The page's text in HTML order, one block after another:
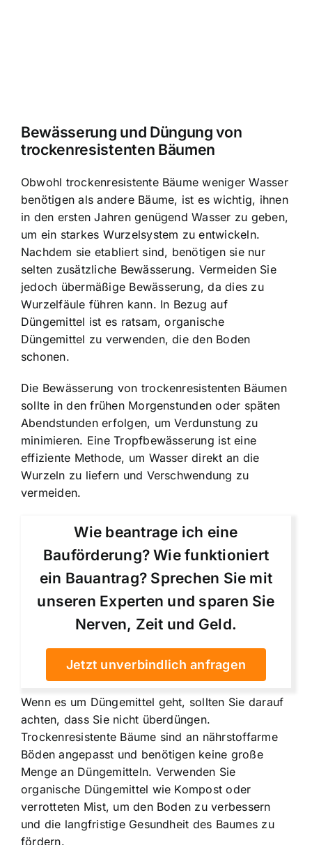
Bewässerung und Düngung von
trockenresistenten Bäumen
Obwohl trockenresistente Bäume weniger Wasser
benötigen als andere Bäume, ist es wichtig, ihnen
in den ersten Jahren genügend Wasser zu geben,
um ein starkes Wurzelsystem zu entwickeln.
Nachdem sie etabliert sind, benötigen sie nur
selten zusätzliche Bewässerung. Vermeiden Sie
jedoch übermäßige Bewässerung, da dies zu
Wurzelfäule führen kann. In Bezug auf
Düngemittel ist es ratsam, organische
Düngemittel zu verwenden, die den Boden
schonen.
Die Bewässerung von trockenresistenten Bäumen
sollte in den frühen Morgenstunden oder späten
Abendstunden erfolgen, um Verdunstung zu
minimieren. Eine Tropfbewässerung ist eine
effiziente Methode, um Wasser direkt an die
Wurzeln zu liefern und Verschwendung zu
vermeiden.
Wie beantrage ich eine
Bauförderung? Wie funktioniert
ein Bauantrag? Sprechen Sie mit
unseren Experten und sparen Sie
Nerven, Zeit und Geld.
Jetzt unverbindlich anfragen
Wenn es um Düngemittel geht, sollten Sie darauf
achten, dass Sie nicht überdüngen.
Trockenresistente Bäume sind an nährstoffarme
Böden angepasst und benötigen keine große
Menge an Düngemitteln. Verwenden Sie
organische Düngemittel wie Kompost oder
verrotteten Mist, um den Boden zu verbessern
und die langfristige Gesundheit des Baumes zu
fördern.